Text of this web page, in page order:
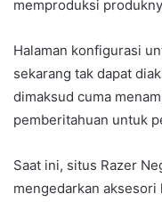
memproduksi
Halaman konfigurasi
sekarang tak dapat
dimaksud cuma
pemberitahuan untuk
Saat ini, situs Razer
mengedarkan